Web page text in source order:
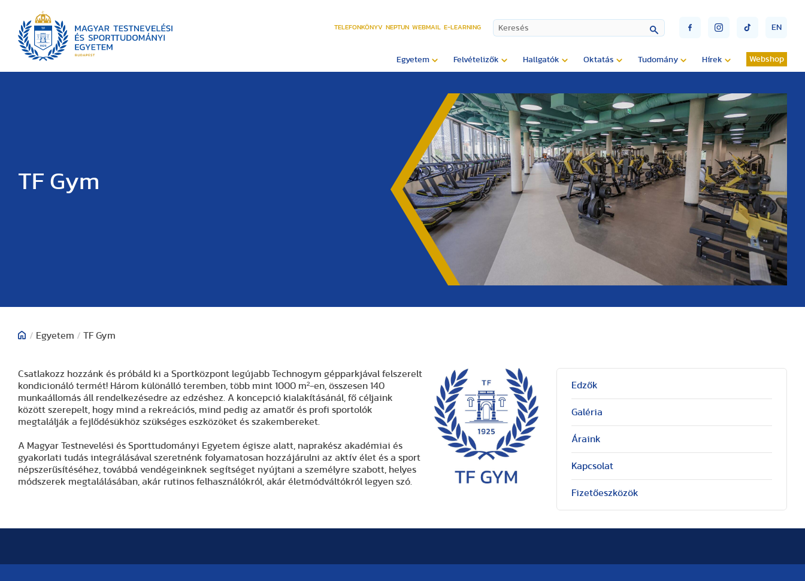
TELEFONKÖNYV NEPTUN WEBMAIL E-LEARNING EN
Egyetem Felvételizők Hallgatók Oktatás Tudomány Hírek Webshop
TF Gym
/ Egyetem / TF Gym
Csatlakozz hozzánk és próbáld ki a Sportközpont legújabb Technogym gépparkjával felszerelt
kondicionáló termét! Három különálló teremben, több mint 1000 m²-en, összesen 140
munkaállomás áll rendelkezésedre az edzéshez. A koncepció kialakításánál, fő céljaink
között szerepelt, hogy mind a rekreációs, mind pedig az amatőr és profi sportolók
megtalálják a fejlődésükhöz szükséges eszközöket és szakembereket.
A Magyar Testnevelési és Sporttudományi Egyetem égisze alatt, naprakész akadémiai és
gyakorlati tudás integrálásával szeretnénk folyamatosan hozzájárulni az aktív élet és a sport
népszerűsítéséhez, továbbá vendégeinknek segítséget nyújtani a személyre szabott, helyes
módszerek megtalálásában, akár rutinos felhasználókról, akár életmódváltókról legyen szó.
Edzők
Galéria
Áraink
Kapcsolat
Fizetőeszközök